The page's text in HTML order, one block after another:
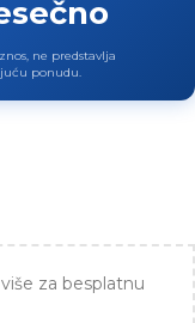
ne predstavlja
ponudu.
više za besplatnu